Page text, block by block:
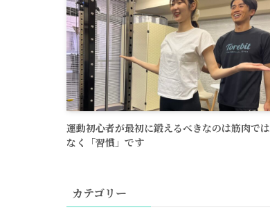
運動初心者が最初に鍛えるべきなのは筋肉では
なく「習慣」です
カテゴリー